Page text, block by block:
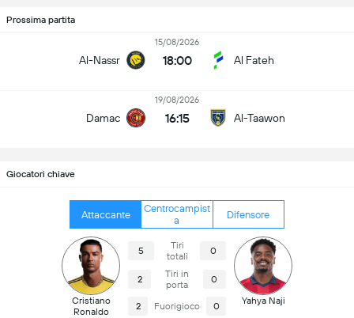
Prossima partita
Al-Nassr
15/08/2026
18:00 Al Fateh
Damac
19/08/2026
16:15 Al-Taawon
Giocatori chiave
Attaccante
Centrocampist
a
Difensore
Cristiano
Ronaldo
5
Tiri
totali
0
2
Tiri in
porta
0
2 Fuorigioco 0 Yahya Naji